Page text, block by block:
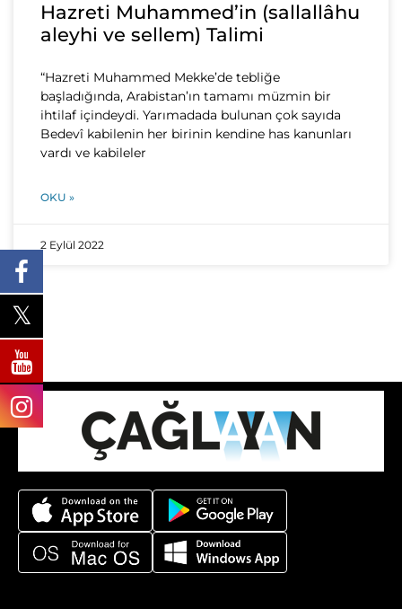
Hazreti Muhammed’in (sallallâhu
aleyhi ve sellem) Talimi
“Hazreti Muhammed Mekke’de tebliğe
başladığında, Arabistan’ın tamamı müzmin bir
ihtilaf içindeydi. Yarımadada bulunan çok sayıda
Bedevî kabilenin her birinin kendine has kanunları
vardı ve kabileler
OKU »
2 Eylül 2022